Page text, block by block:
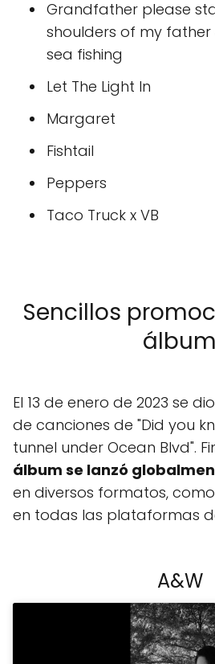
Grandfather please
shoulders of my father
sea fishing
Let The Light In
Margaret
Fishtail
Peppers
Taco Truck x VB
Sencillos
álbum
El 13 de enero de 2023 se
de canciones de "Did you
tunnel under Ocean Blvd".
álbum se lanzó
en diversos formatos,
en todas las plataformas
A&W